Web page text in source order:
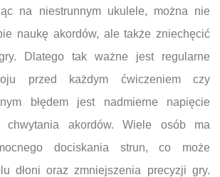
na niestrunnym ukulele, można nie
naukę akordów, ale także zniechęcić
Dlatego tak ważne jest regularne
przed każdym ćwiczeniem czy
błędem jest nadmierne napięcie
chwytania akordów. Wiele osób ma
dociskania strun, co może
dłoni oraz zmniejszenia precyzji gry.